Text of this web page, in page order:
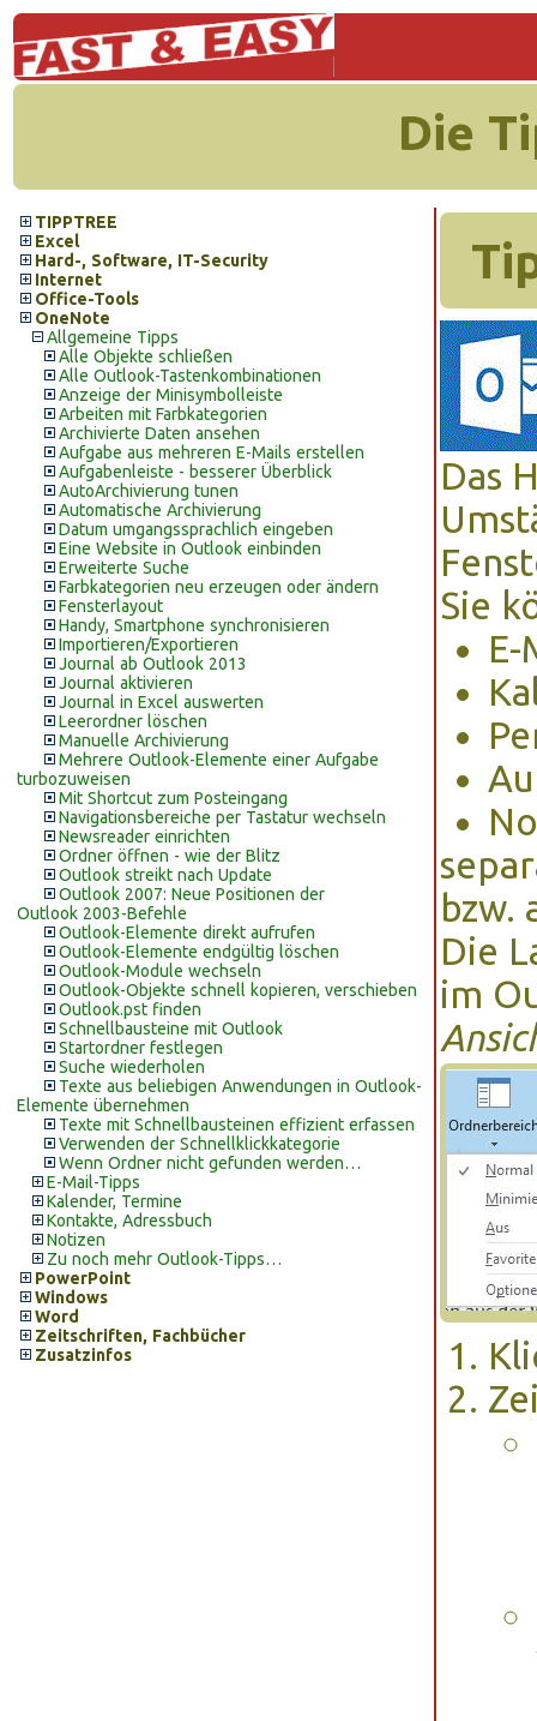
Die
TIPPTREE
Excel
Hard-, Software, IT-Security
Internet
Office-Tools
OneNote
Allgemeine Tipps
Alle Objekte schließen
Alle Outlook-Tastenkombinationen
Anzeige der Minisymbolleiste
Arbeiten mit Farbkategorien
Archivierte Daten ansehen
Aufgabe aus mehreren E-Mails erstellen
Aufgabenleiste - besserer Überblick
AutoArchivierung tunen
Automatische Archivierung
Datum umgangssprachlich eingeben
Eine Website in Outlook einbinden
Erweiterte Suche
Farbkategorien neu erzeugen oder ändern
Fensterlayout
Handy, Smartphone synchronisieren
Importieren/Exportieren
Journal ab Outlook 2013
Journal aktivieren
Journal in Excel auswerten
Leerordner löschen
Manuelle Archivierung
Mehrere Outlook-Elemente einer Aufgabe
turbozuweisen
Mit Shortcut zum Posteingang
Navigationsbereiche per Tastatur wechseln
Newsreader einrichten
Ordner öffnen - wie der Blitz
Outlook streikt nach Update
Outlook 2007: Neue Positionen der
Outlook 2003-Befehle
Outlook-Elemente direkt aufrufen
Outlook-Elemente endgültig löschen
Outlook-Module wechseln
Outlook-Objekte schnell kopieren, verschieben
Outlook.pst finden
Schnellbausteine mit Outlook
Startordner festlegen
Suche wiederholen
Texte aus beliebigen Anwendungen in Outlook-
Elemente übernehmen
Texte mit Schnellbausteinen effizient erfassen
Verwenden der Schnellklickkategorie
Wenn Ordner nicht gefunden werden…
E-Mail-Tipps
Kalender, Termine
Kontakte, Adressbuch
Notizen
Zu noch mehr Outlook-Tipps…
PowerPoint
Windows
Word
Zeitschriften, Fachbücher
Zusatzinfos
Das
Sie
E-
bzw.
Die
im